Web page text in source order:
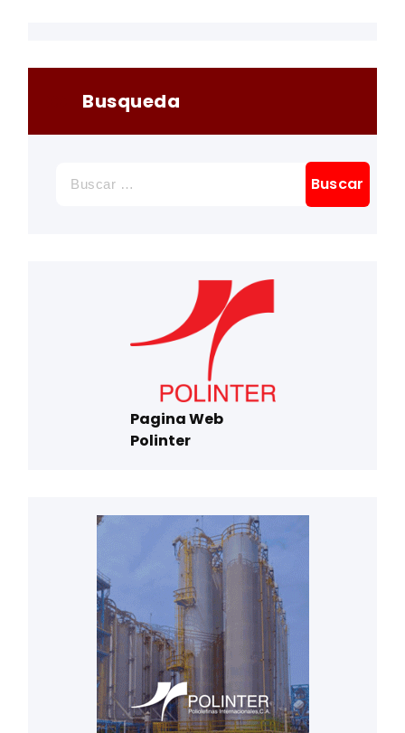
Busqueda
Pagina Web
Polinter